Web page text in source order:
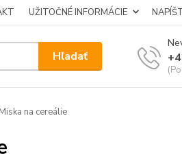
UŽITOČNÉ INFORMÁCIE
Hľadať
Miska na cereálie